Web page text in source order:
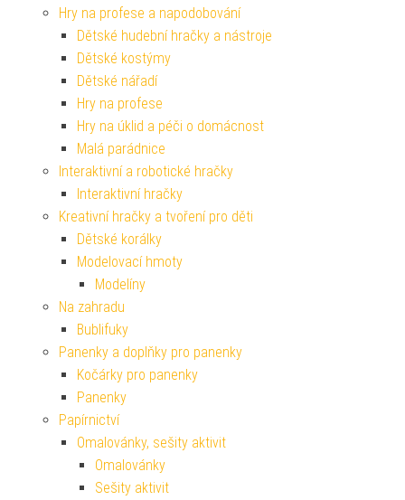
Hry na profese a napodobování
Dětské hudební hračky a nástroje
Dětské kostýmy
Dětské nářadí
Hry na profese
Hry na úklid a péči o domácnost
Malá parádnice
Interaktivní a robotické hračky
Interaktivní hračky
Kreativní hračky a tvoření pro děti
Dětské korálky
Modelovací hmoty
Modelíny
Na zahradu
Bublifuky
Panenky a doplňky pro panenky
Kočárky pro panenky
Panenky
Papírnictví
Omalovánky, sešity aktivit
Omalovánky
Sešity aktivit